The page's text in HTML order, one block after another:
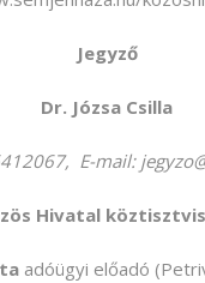
Jegyző
Dr. Józsa Csilla
E-mail:
Hivatal
adóügyi előadó